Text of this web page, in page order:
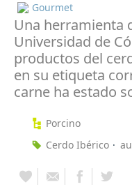
Gourmet
Una herramienta
Universidad de
productos del
en su etiqueta
carne ha estado
Porcino
Cerdo Ibérico